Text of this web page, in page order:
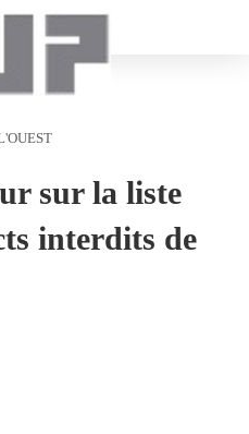
sur la liste
interdits de